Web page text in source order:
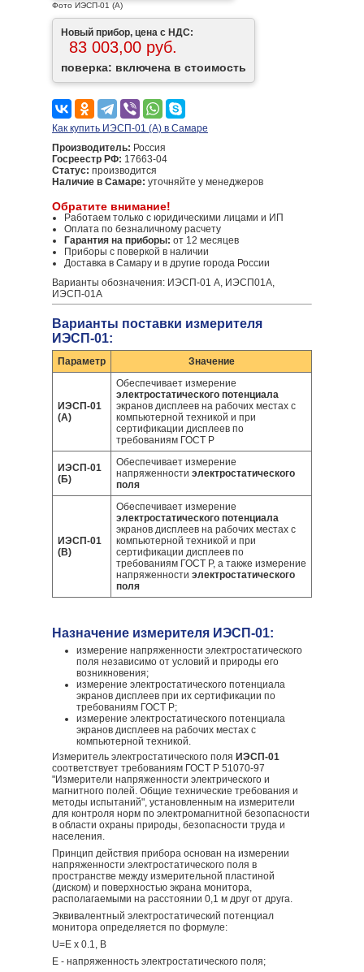
Фото ИЭСП-01 (А)
Новый прибор, цена с НДС:
83 003,00 руб.
поверка: включена в стоимость
Как купить ИЭСП-01 (А) в Самаре
Производитель: Россия
Госреестр РФ: 17663-04
Статус: производится
Наличие в Самаре: уточняйте у менеджеров
Обратите внимание!
Работаем только с юридическими лицами и ИП
Оплата по безналичному расчету
Гарантия на приборы: от 12 месяцев
Приборы с поверкой в наличии
Доставка в Самару и в другие города России
Варианты обозначения: ИЭСП-01 А, ИЭСП01А,
ИЭСП-01А
Варианты поставки измерителя
ИЭСП-01:
Параметр Значение
ИЭСП-01
(А)
Обеспечивает измерение
электростатического потенциала
экранов дисплеев на рабочих местах с
компьютерной техникой и при
сертификации дисплеев по
требованиям ГОСТ Р
ИЭСП-01
(Б)
Обеспечивает измерение
напряженности электростатического
поля
ИЭСП-01
(В)
Обеспечивает измерение
электростатического потенциала
экранов дисплеев на рабочих местах с
компьютерной техникой и при
сертификации дисплеев по
требованиям ГОСТ Р, а также измерение
напряженности электростатического
поля
Назначение измерителя ИЭСП-01:
измерение напряженности электростатического
поля независимо от условий и природы его
возникновения;
измерение электростатического потенциала
экранов дисплеев при их сертификации по
требованиям ГОСТ Р;
измерение электростатического потенциала
экранов дисплеев на рабочих местах с
компьютерной техникой.
Измеритель электростатического поля ИЭСП-01
соответствует требованиям ГОСТ Р 51070-97
"Измерители напряженности электрического и
магнитного полей. Общие технические требования и
методы испытаний", установленным на измерители
для контроля норм по электромагнитной безопасности
в области охраны природы, безопасности труда и
населения.
Принцип действия прибора основан на измерении
напряженности электростатического поля в
пространстве между измерительной пластиной
(диском) и поверхностью экрана монитора,
располагаемыми на расстоянии 0,1 м друг от друга.
Эквивалентный электростатический потенциал
монитора определяется по формуле:
U=E x 0.1, B
Е - напряженность электростатического поля;